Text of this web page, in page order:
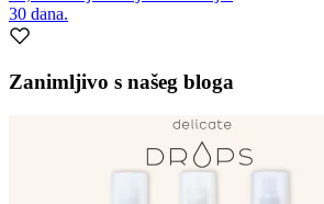
30 dana.
Zanimljivo s našeg bloga